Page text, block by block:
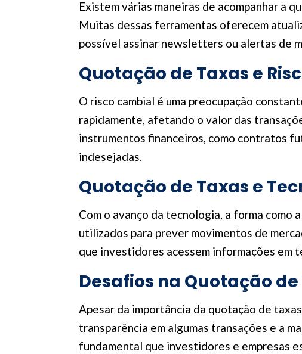
Existem várias maneiras de acompanhar a
Muitas dessas ferramentas oferecem
possível assinar newsletters ou alertas de
Quotação de Taxas e
O risco cambial é uma preocupação
rapidamente, afetando o valor das
instrumentos financeiros, como contratos
indesejadas.
Quotação de Taxas e
Com o avanço da tecnologia, a forma
utilizados para prever movimentos de
que investidores acessem informações em
Desafios na Quotação de
Apesar da importância da quotação de
transparência em algumas transações e a
fundamental que investidores e empresas